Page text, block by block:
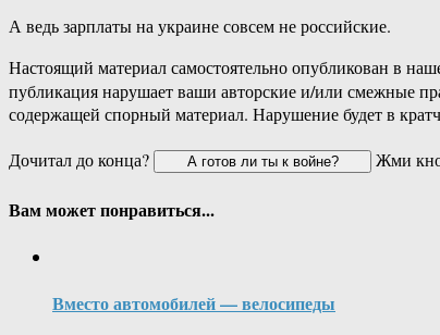
А ведь зарплаты на украине совсем не российские.
Настоящий материал самостоятельно опубликован в
публикация нарушает ваши авторские и/или смежные
содержащей спорный материал. Нарушение будет в
Дочитал до конца?
Жми
Вам может понравиться...
Вместо автомобилей — велосипеды